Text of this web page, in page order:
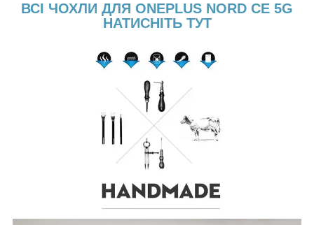
ВСІ ЧОХЛИ ДЛЯ ONEPLUS NORD CE 5G
НАТИСНІТЬ ТУТ